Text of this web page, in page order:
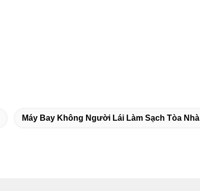
Máy Bay Không Người Lái Làm Sạch Tòa Nhà